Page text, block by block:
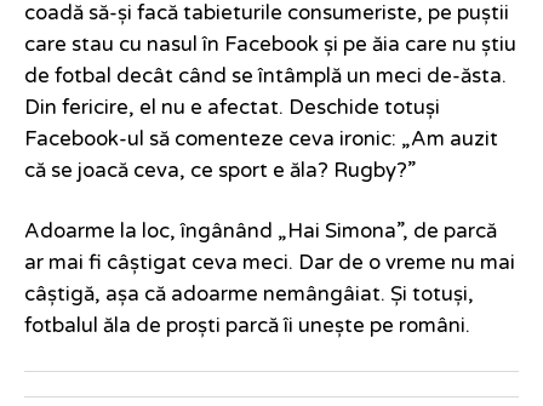
coadă să-și facă tabieturile consumeriste, pe puștii
care stau cu nasul în Facebook și pe ăia care nu știu
de fotbal decât când se întâmplă un meci de-ăsta.
Din fericire, el nu e afectat. Deschide totuși
Facebook-ul să comenteze ceva ironic: „Am auzit
că se joacă ceva, ce sport e ăla? Rugby?”
Adoarme la loc, îngânând „Hai Simona”, de parcă
ar mai fi câștigat ceva meci. Dar de o vreme nu mai
câștigă, așa că adoarme nemângâiat. Și totuși,
fotbalul ăla de proști parcă îi unește pe români.